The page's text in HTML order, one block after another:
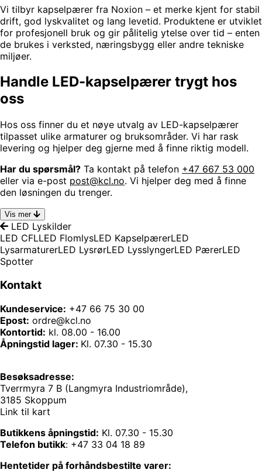
Vi tilbyr kapselpærer fra Noxion – et merke kjent for stabil
drift, god lyskvalitet og lang levetid. Produktene er utviklet
for profesjonell bruk og gir pålitelig ytelse over tid – enten
de brukes i verksted, næringsbygg eller andre tekniske
miljøer.
Handle LED-kapselpærer trygt hos
oss
Hos oss finner du et nøye utvalg av LED-kapselpærer
tilpasset ulike armaturer og bruksområder. Vi har rask
levering og hjelper deg gjerne med å finne riktig modell.
Har du spørsmål? Ta kontakt på telefon +47 667 53 000
eller via e-post post@kcl.no. Vi hjelper deg med å finne
den løsningen du trenger.
Vis mer
LED Lyskilder
LED CFLLED FlomlysLED KapselpærerLED
LysarmaturerLED LysrørLED LysslyngerLED PærerLED
Spotter
Kontakt
Kundeservice: +47 66 75 30 00
Epost: ordre@kcl.no
Kontortid: kl. 08.00 - 16.00
Åpningstid lager: Kl. 07.30 - 15.30
Besøksadresse:
Tverrmyra 7 B (Langmyra Industriområde),
3185 Skoppum
Link til kart
Butikkens åpningstid: Kl. 07.30 - 15.30
Telefon butikk: +47 33 04 18 89
Hentetider på forhåndsbestilte varer: